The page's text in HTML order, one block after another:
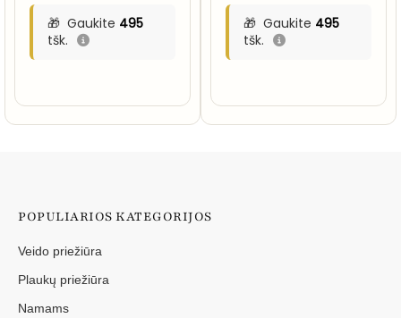
Gaukite 495
tšk.
Gaukite 495
tšk.
POPULIARIOS KATEGORIJOS
Veido priežiūra
Plaukų priežiūra
Namams